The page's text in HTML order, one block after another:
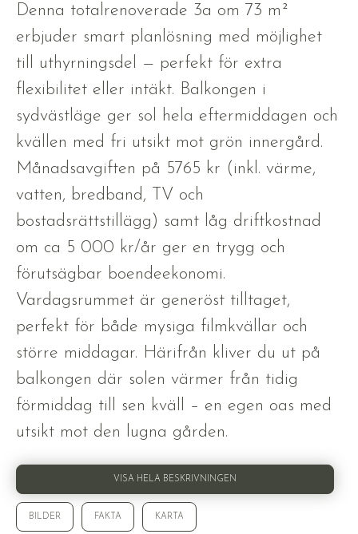
Denna totalrenoverade 3a om 73 m²
erbjuder smart planlösning med möjlighet
till uthyrningsdel — perfekt för extra
flexibilitet eller intäkt. Balkongen i
sydvästläge ger sol hela eftermiddagen och
kvällen med fri utsikt mot grön innergård.
Månadsavgiften på 5765 kr (inkl. värme,
vatten, bredband, TV och
bostadsrättstillägg) samt låg driftkostnad
om ca 5 000 kr/år ger en trygg och
förutsägbar boendeekonomi.
Vardagsrummet är generöst tilltaget,
perfekt för både mysiga filmkvällar och
större middagar. Härifrån kliver du ut på
balkongen där solen värmer från tidig
förmiddag till sen kväll – en egen oas med
utsikt mot den lugna gården.
VISA HELA BESKRIVNINGEN
BILDER FAKTA KARTA